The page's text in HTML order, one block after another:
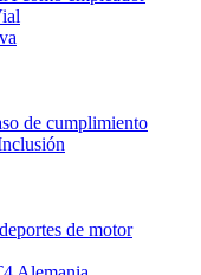
de cumplimiento
de motor